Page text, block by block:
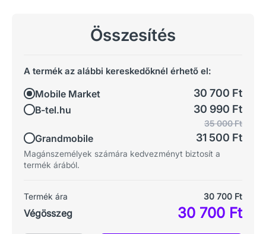
Összesítés
A termék az alábbi kereskedőknél érhető el:
Mobile Market 30 700 Ft
B-tel.hu 30 990 Ft
Grandmobile
35 000 Ft
31 500 Ft
Magánszemélyek számára kedvezményt biztosít a
termék árából.
Termék ára 30 700 Ft
Végösszeg 30 700 Ft